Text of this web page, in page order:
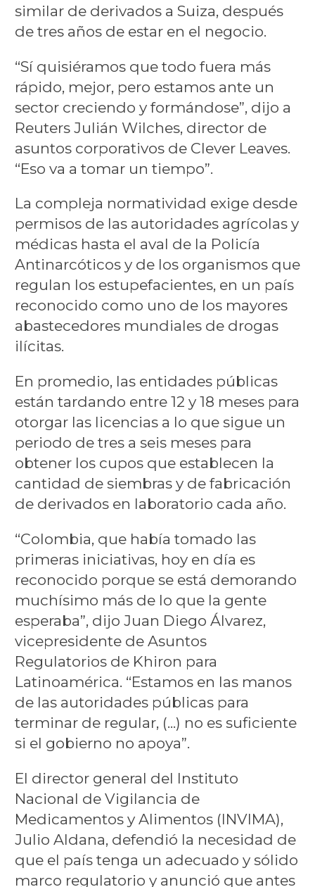
similar de derivados a Suiza, después
de tres años de estar en el negocio.
“Sí quisiéramos que todo fuera más
rápido, mejor, pero estamos ante un
sector creciendo y formándose”, dijo a
Reuters Julián Wilches, director de
asuntos corporativos de Clever Leaves.
“Eso va a tomar un tiempo”.
La compleja normatividad exige desde
permisos de las autoridades agrícolas y
médicas hasta el aval de la Policía
Antinarcóticos y de los organismos que
regulan los estupefacientes, en un país
reconocido como uno de los mayores
abastecedores mundiales de drogas
ilícitas.
En promedio, las entidades públicas
están tardando entre 12 y 18 meses para
otorgar las licencias a lo que sigue un
periodo de tres a seis meses para
obtener los cupos que establecen la
cantidad de siembras y de fabricación
de derivados en laboratorio cada año.
“Colombia, que había tomado las
primeras iniciativas, hoy en día es
reconocido porque se está demorando
muchísimo más de lo que la gente
esperaba”, dijo Juan Diego Álvarez,
vicepresidente de Asuntos
Regulatorios de Khiron para
Latinoamérica. “Estamos en las manos
de las autoridades públicas para
terminar de regular, (...) no es suficiente
si el gobierno no apoya”.
El director general del Instituto
Nacional de Vigilancia de
Medicamentos y Alimentos (INVIMA),
Julio Aldana, defendió la necesidad de
que el país tenga un adecuado y sólido
marco regulatorio y anunció que antes